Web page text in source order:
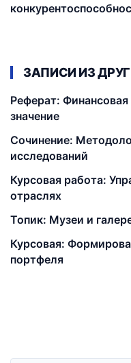
ЗАПИСИ ИЗ
Реферат: Финансовая
значение
Сочинение:
исследований
Курсовая работа:
отраслях
Топик: Музеи и
Курсовая:
портфеля